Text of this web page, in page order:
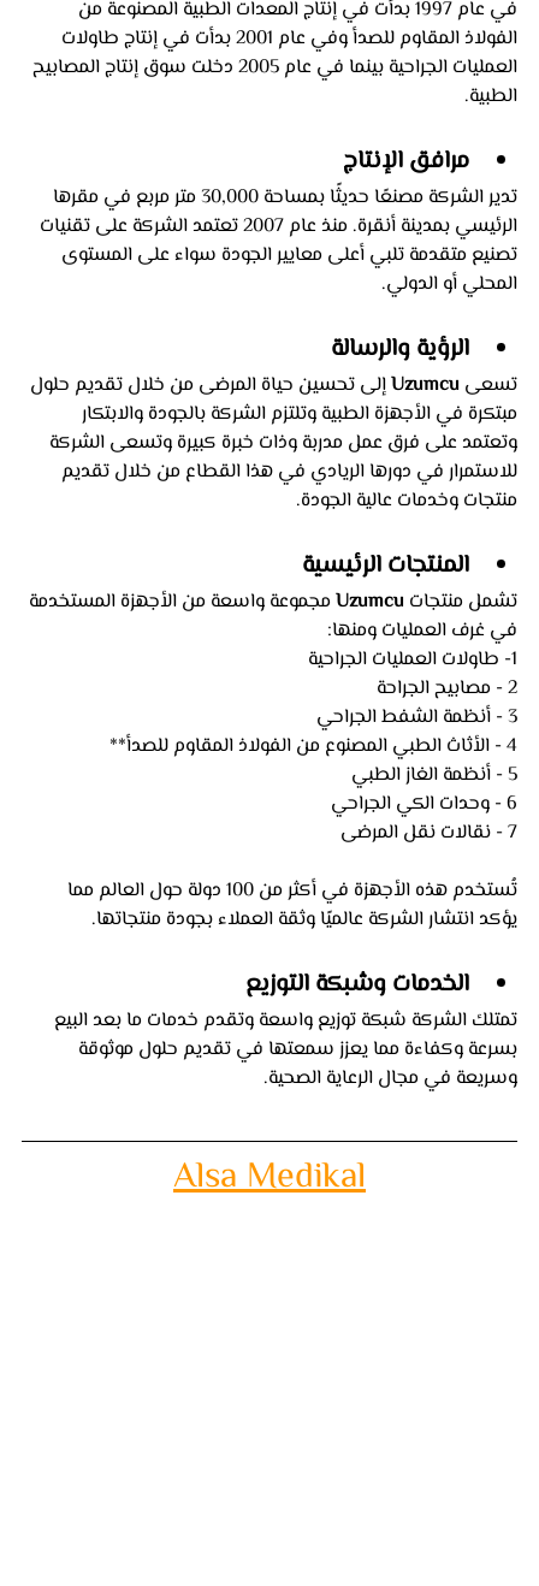
في عام 1997 بدأت في إنتاج المعدات الطبية المصنوعة من
الفولاذ المقاوم للصدأ وفي عام 2001 بدأت في إنتاج طاولات
العمليات الجراحية بينما في عام 2005 دخلت سوق إنتاج المصابيح
الطبية.
مرافق الإنتاج
تدير الشركة مصنعًا حديثًا بمساحة 30,000 متر مربع في مقرها
الرئيسي بمدينة أنقرة. منذ عام 2007 تعتمد الشركة على تقنيات
تصنيع متقدمة تلبي أعلى معايير الجودة سواء على المستوى
المحلي أو الدولي.
الرؤية والرسالة
تسعى Uzumcu إلى تحسين حياة المرضى من خلال تقديم حلول
مبتكرة في الأجهزة الطبية وتلتزم الشركة بالجودة والابتكار
وتعتمد على فرق عمل مدربة وذات خبرة كبيرة وتسعى الشركة
للاستمرار في دورها الريادي في هذا القطاع من خلال تقديم
منتجات وخدمات عالية الجودة.
المنتجات الرئيسية
تشمل منتجات Uzumcu مجموعة واسعة من الأجهزة المستخدمة
في غرف العمليات ومنها:
1- طاولات العمليات الجراحية
2 - مصابيح الجراحة
3 - أنظمة الشفط الجراحي
4 - الأثاث الطبي المصنوع من الفولاذ المقاوم للصدأ**
5 - أنظمة الغاز الطبي
6 - وحدات الكي الجراحي
7 - نقالات نقل المرضى
تُستخدم هذه الأجهزة في أكثر من 100 دولة حول العالم مما
يؤكد انتشار الشركة عالميًا وثقة العملاء بجودة منتجاتها.
الخدمات وشبكة التوزيع
تمتلك الشركة شبكة توزيع واسعة وتقدم خدمات ما بعد البيع
بسرعة وكفاءة مما يعزز سمعتها في تقديم حلول موثوقة
وسريعة في مجال الرعاية الصحية.
Alsa Medikal